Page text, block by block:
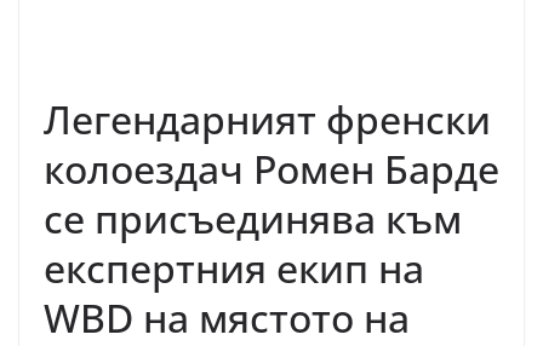
Легендарният френски
колоездач Ромен Барде
се присъединява към
експертния екип на
WBD на мястото на